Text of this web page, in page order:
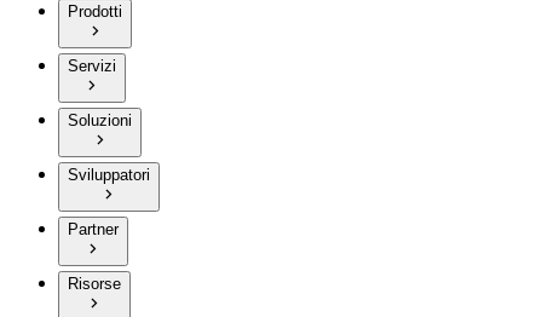
Prodotti
Servizi
Soluzioni
Sviluppatori
Partner
Risorse